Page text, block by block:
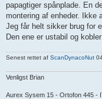
æ
g
papagtiger spånplade. En
montering af enheder. Ikke
Jeg får helt sikker brug for
Den ene er ustabil og
Senest rettet af ScanDynacoNut
Venligst Brian
Aurex Sysem 15 - Ortofon 445 -